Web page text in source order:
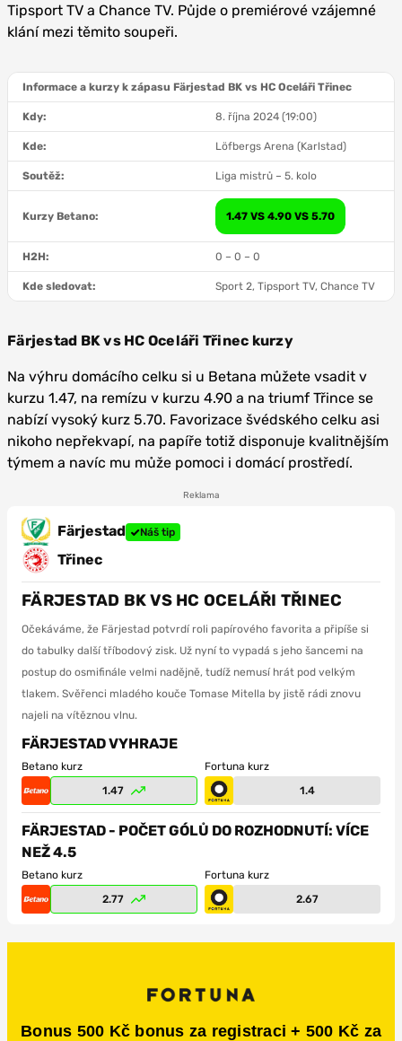
Tipsport TV a Chance TV. Půjde o premiérové vzájemné
klání mezi těmito soupeři.
Informace a kurzy k zápasu Färjestad BK vs HC Oceláři Třinec
Kdy: 8. října 2024 (19:00)
Kde: Löfbergs Arena (Karlstad)
Soutěž: Liga mistrů – 5. kolo
Kurzy Betano: 1.47 VS 4.90 VS 5.70
H2H: 0 – 0 – 0
Kde sledovat: Sport 2, Tipsport TV, Chance TV
Färjestad BK vs HC Oceláři Třinec kurzy
Na výhru domácího celku si u Betana můžete vsadit v
kurzu 1.47, na remízu v kurzu 4.90 a na triumf Třince se
nabízí vysoký kurz 5.70. Favorizace švédského celku asi
nikoho nepřekvapí, na papíře totiž disponuje kvalitnějším
týmem a navíc mu může pomoci i domácí prostředí.
Reklama
Färjestad Náš tip
Třinec
FÄRJESTAD BK VS HC OCELÁŘI TŘINEC
Očekáváme, že Färjestad potvrdí roli papírového favorita a připíše si
do tabulky další tříbodový zisk. Už nyní to vypadá s jeho šancemi na
postup do osmifinále velmi nadějně, tudíž nemusí hrát pod velkým
tlakem. Svěřenci mladého kouče Tomase Mitella by jistě rádi znovu
najeli na vítěznou vlnu.
FÄRJESTAD VYHRAJE
Betano kurz
1.47
Fortuna kurz
1.4
FÄRJESTAD - POČET GÓLŮ DO ROZHODNUTÍ: VÍCE
NEŽ 4.5
Betano kurz
2.77
Fortuna kurz
2.67
Bonus 500 Kč bonus za registraci + 500 Kč za